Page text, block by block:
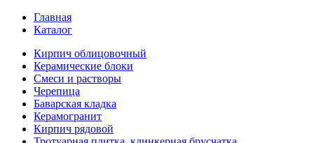
Главная
Каталог
Кирпич облицовочный
Керамические блоки
Смеси и растворы
Черепица
Баварская кладка
Керамогранит
Кирпич рядовой